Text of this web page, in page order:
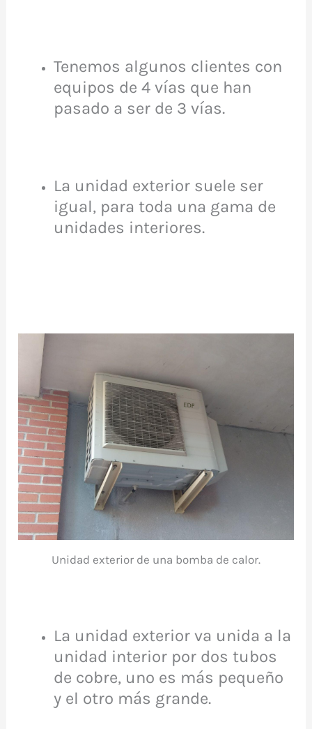
Tenemos algunos clientes con
equipos de 4 vías que han
pasado a ser de 3 vías.
La unidad exterior suele ser
igual, para toda una gama de
unidades interiores.
Unidad exterior de una bomba de calor.
La unidad exterior va unida a la
unidad interior por dos tubos
de cobre, uno es más pequeño
y el otro más grande.